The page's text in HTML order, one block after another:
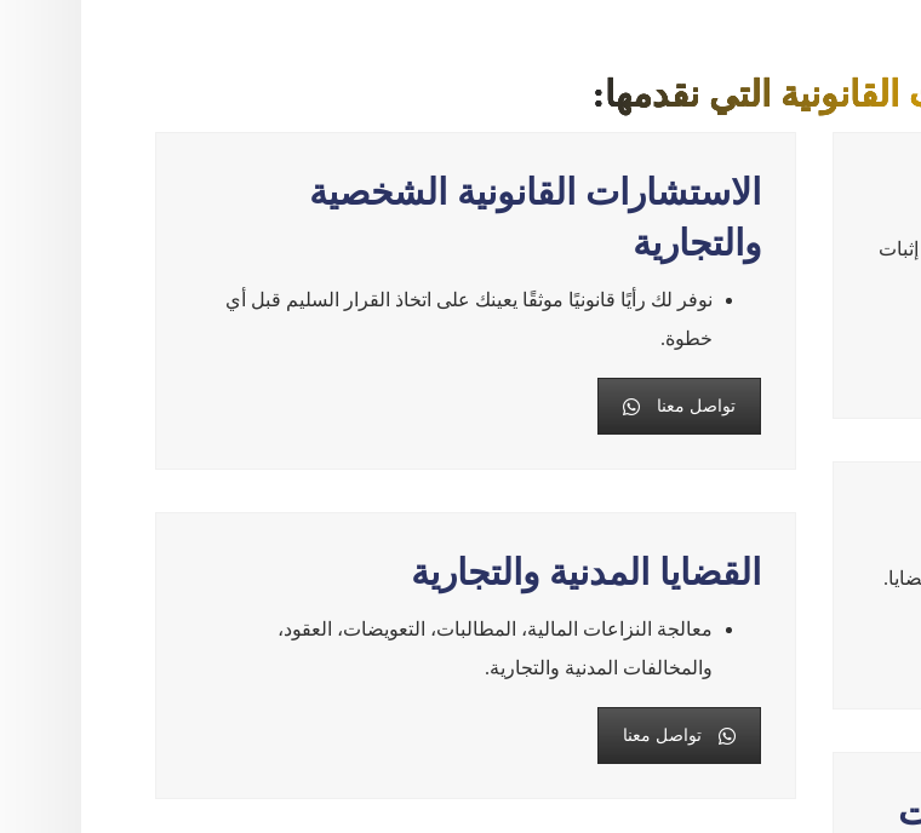
القانونية التي نقدمها:
الاستشارات القانونية الشخصية
والتجارية
نوفر لك رأيًا قانونيًا موثقًا يعينك على اتخاذ القرار السليم قبل أي
خطوة.
تواصل معنا
القضايا المدنية والتجارية
معالجة النزاعات المالية، المطالبات، التعويضات، العقود،
والمخالفات المدنية والتجارية.
تواصل معنا